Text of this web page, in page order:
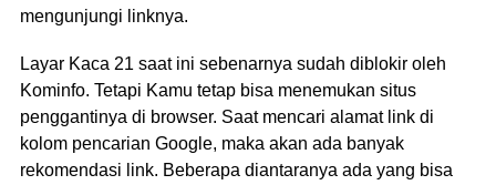
mengunjungi linknya.
Layar Kaca 21 saat ini sebenarnya sudah diblokir oleh
Kominfo. Tetapi Kamu tetap bisa menemukan situs
penggantinya di browser. Saat mencari alamat link di
kolom pencarian Google, maka akan ada banyak
rekomendasi link. Beberapa diantaranya ada yang bisa